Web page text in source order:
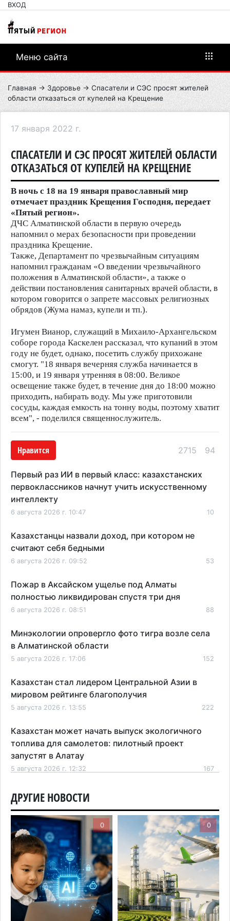
ВХОД
Меню сайта
Главная → Здоровье → Спасатели и СЭС просят жителей
области отказаться от купелей на Крещение
17 января 2022 г.
СПАСАТЕЛИ И СЭС ПРОСЯТ ЖИТЕЛЕЙ ОБЛАСТИ
ОТКАЗАТЬСЯ ОТ КУПЕЛЕЙ НА КРЕЩЕНИЕ
В ночь с 18 на 19 января православный мир
отмечает праздник Крещения Господня, передает
«Пятый регион».
ДЧС Алматинской области в первую очередь
напомнил о мерах безопасности при проведении
праздника Крещение.
Также, Департамент по чрезвычайным ситуациям
напомнил гражданам «О введении чрезвычайного
положения в Алматинской области», а также о
действии постановления санитарных врачей области, в
котором говорится о запрете массовых религиозных
обрядов (Жума намаз, купели и тп.).
Игумен Вианор, служащий в Михаило-Архангельском
соборе города Каскелен рассказал, что купаний в этом
году не будет, однако, посетить службу прихожане
смогут. "18 января вечерняя служба начинается в
15:00, и 19 января утренняя в 08:00. Великое
освещение также будет, в течение дня до 18:00 можно
приходить, набирать воду. Мы уже приготовили
сосуды, каждая емкость на тонну воды, поэтому хватит
всем", - поделился священнослужитель.
Нравится 2715 94
Первый раз ИИ в первый класс: казахстанских
первоклассников начнут учить искусственному
интеллекту
6 августа 2026 г. 10:47 10
Казахстанцы назвали доход, при котором не
считают себя бедными
6 августа 2026 г. 09:52 53
Пожар в Аксайском ущелье под Алматы
полностью ликвидирован спустя три дня
6 августа 2026 г. 08:51 88
Минэкологии опровергло фото тигра возле села
в Алматинской области
5 августа 2026 г. 17:06 152
Казахстан стал лидером Центральной Азии в
мировом рейтинге благополучия
5 августа 2026 г. 13:55 222
Казахстан может начать выпуск экологичного
топлива для самолетов: пилотный проект
запустят в Алатау
5 августа 2026 г. 12:32 167
Туриста с тяжелыми травмами эвакуировали в
горах Алматинской области после камнепада
5 августа 2026 г. 11:23 134
Хозяина собак, едва не загрызших ребенка в
Алматинской области, судят спустя год после
трагедии
5 августа 2026 г. 09:17
В Алматинской области запустят производство
катеров для Formula-1 H2O и откроют академию
ДРУГИЕ НОВОСТИ
0 0